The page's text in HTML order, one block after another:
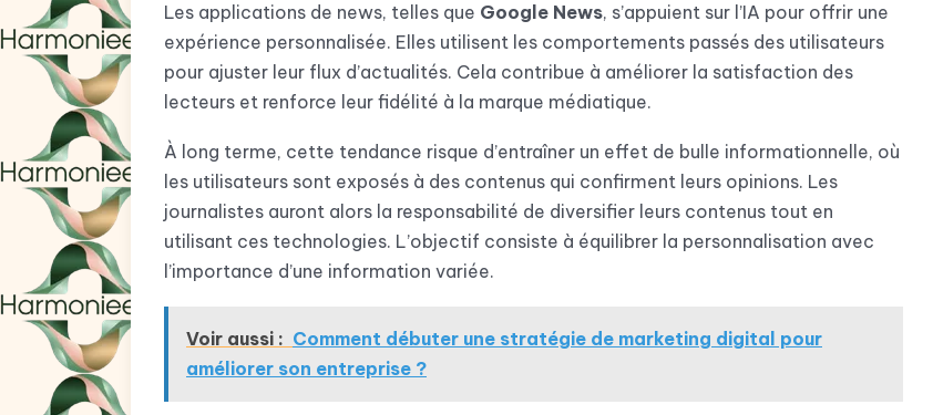
Les applications de news, telles que Google News, s’appuient sur l’IA pour offrir une
expérience personnalisée. Elles utilisent les comportements passés des utilisateurs
pour ajuster leur flux d’actualités. Cela contribue à améliorer la satisfaction des
lecteurs et renforce leur fidélité à la marque médiatique.
À long terme, cette tendance risque d’entraîner un effet de bulle informationnelle, où
les utilisateurs sont exposés à des contenus qui confirment leurs opinions. Les
journalistes auront alors la responsabilité de diversifier leurs contenus tout en
utilisant ces technologies. L’objectif consiste à équilibrer la personnalisation avec
l’importance d’une information variée.
Voir aussi : Comment débuter une stratégie de marketing digital pour
améliorer son entreprise ?